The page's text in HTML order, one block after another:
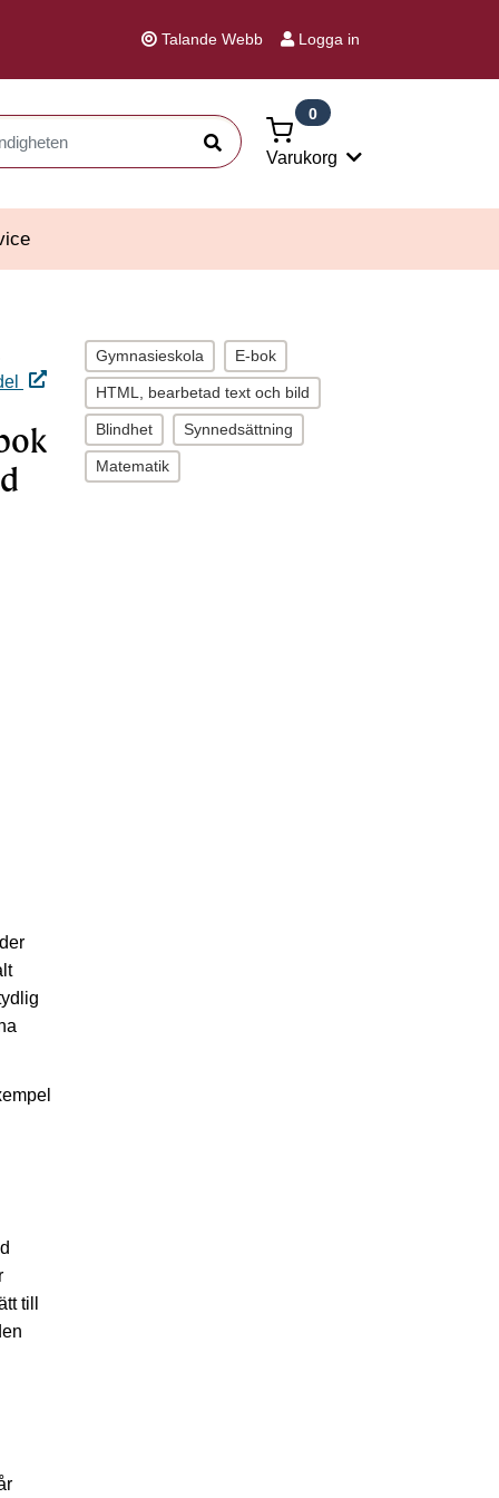
Talande Webb Logga in
Sök
Varukorg
0
till
Gymnasieskola E-bok
HTML, bearbetad text och bild
Blindhet Synnedsättning
Matematik